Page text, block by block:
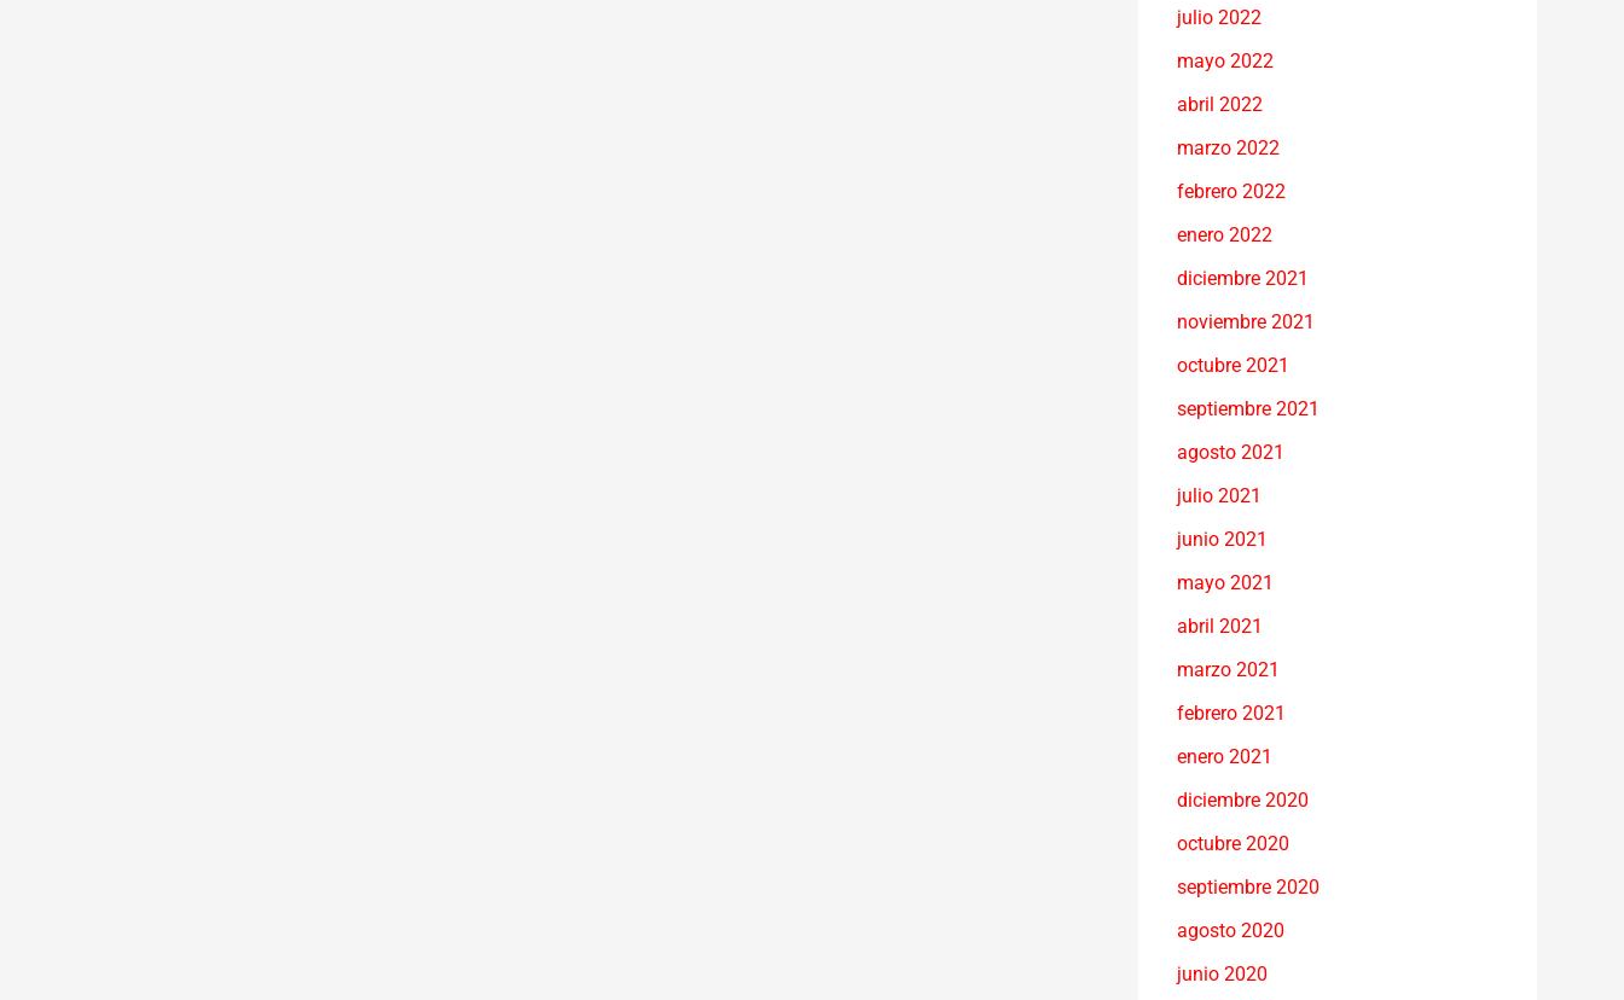
julio 2022
mayo 2022
abril 2022
marzo 2022
febrero 2022
enero 2022
diciembre 2021
noviembre 2021
octubre 2021
septiembre 2021
agosto 2021
julio 2021
junio 2021
mayo 2021
abril 2021
marzo 2021
febrero 2021
enero 2021
diciembre 2020
octubre 2020
septiembre 2020
agosto 2020
junio 2020